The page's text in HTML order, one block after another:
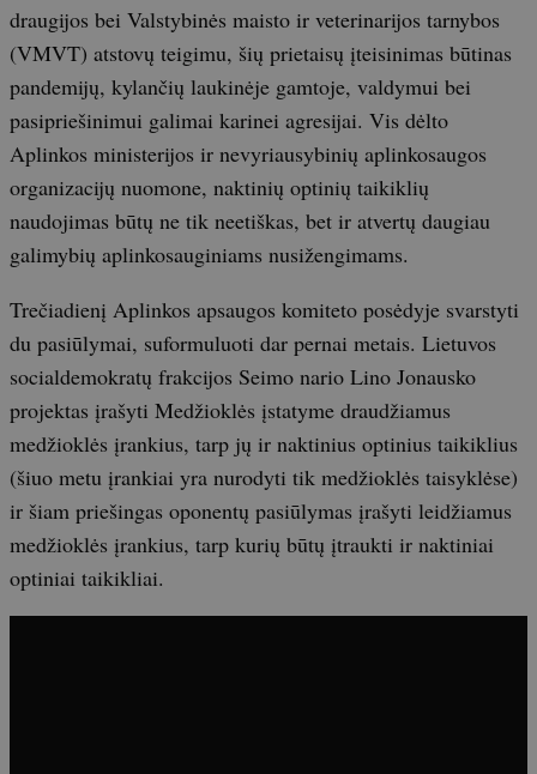
draugijos bei Valstybinės maisto ir veterinarijos tarnybos
(VMVT) atstovų teigimu, šių prietaisų įteisinimas būtinas
pandemijų, kylančių laukinėje gamtoje, valdymui bei
pasipriešinimui galimai karinei agresijai. Vis dėlto
Aplinkos ministerijos ir nevyriausybinių aplinkosaugos
organizacijų nuomone, naktinių optinių taikiklių
naudojimas būtų ne tik neetiškas, bet ir atvertų daugiau
galimybių aplinkosauginiams nusižengimams.
Trečiadienį Aplinkos apsaugos komiteto posėdyje svarstyti
du pasiūlymai, suformuluoti dar pernai metais. Lietuvos
socialdemokratų frakcijos Seimo nario Lino Jonausko
projektas įrašyti Medžioklės įstatyme draudžiamus
medžioklės įrankius, tarp jų ir naktinius optinius taikiklius
(šiuo metu įrankiai yra nurodyti tik medžioklės taisyklėse)
ir šiam priešingas oponentų pasiūlymas įrašyti leidžiamus
medžioklės įrankius, tarp kurių būtų įtraukti ir naktiniai
optiniai taikikliai.